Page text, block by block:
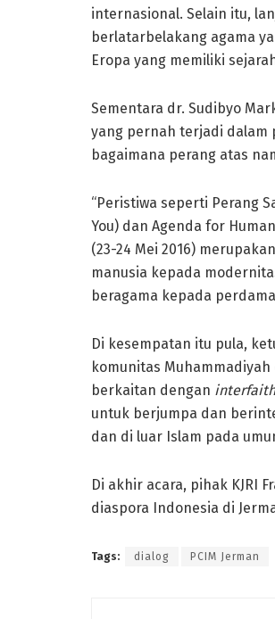
internasional. Selain itu,
berlatarbelakang agama
Eropa yang memiliki
Sementara dr. Sudibyo
yang pernah terjadi dalam
bagaimana perang atas
“Peristiwa seperti Perang
You) dan Agenda for
(23-24 Mei 2016)
manusia kepada
beragama kepada
Di kesempatan itu pula,
komunitas
berkaitan dengan
untuk berjumpa dan
dan di luar Islam pada
Di akhir acara, pihak KJRI
diaspora Indonesia di
Tags: dialog PCIM Jerman